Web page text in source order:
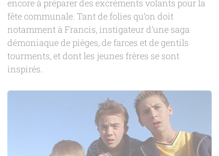
encore à préparer des excréments volants pour la
fête communale. Tant de folies qu’on doit
notamment à Francis, instigateur d’une saga
démoniaque de pièges, de farces et de gentils
tourments, et dont les jeunes frères se sont
inspirés.